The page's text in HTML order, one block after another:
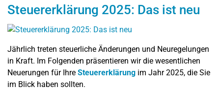
Steuererklärung 2025: Das ist neu
Jährlich treten steuerliche Änderungen und Neuregelungen
in Kraft. Im Folgenden präsentieren wir die wesentlichen
Neuerungen für Ihre Steuererklärung im Jahr 2025, die Sie
im Blick haben sollten.